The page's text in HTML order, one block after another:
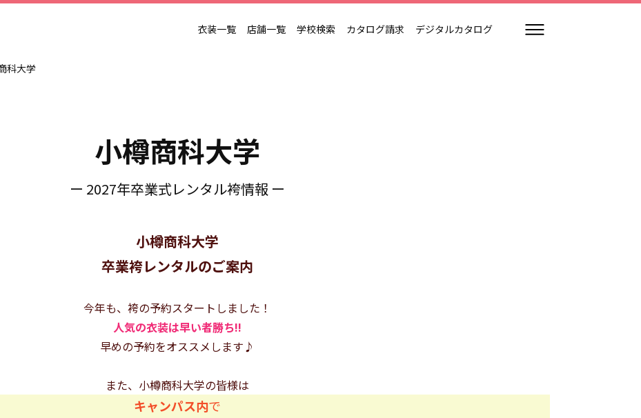
衣装一覧 店舗一覧 学校検索 カタログ請求 デジタルカタログ
科大学
小樽商科大学
ー 2027年卒業式レンタル袴情報 ー
小樽商科大学
卒業袴レンタルのご案内
今年も、袴の予約スタートしました！
人気の衣装は早い者勝ち!!
早めの予約をオススメします♪
また、小樽商科大学の皆様は
キャンパス内で